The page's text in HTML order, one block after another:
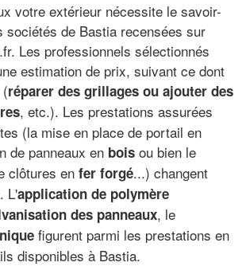
votre extérieur nécessite le savoir-
sociétés de Bastia recensées sur
Les professionnels sélectionnés
estimation de prix, suivant ce dont
réparer des grillages ou ajouter des
, etc.). Les prestations assurées
(la mise en place de portail en
de panneaux en bois ou bien le
clôtures en fer forgé...) changent
L'application de polymère
des panneaux, le
figurent parmi les prestations en
disponibles à Bastia.